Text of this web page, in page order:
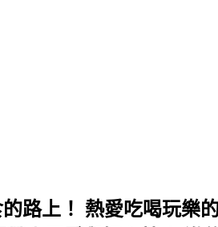
路上！ 熱愛吃喝玩樂